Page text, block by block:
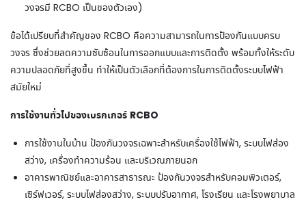
วงจรมี RCBO เป็นของตัวเอง)
ข้อได้เปรียบที่สำคัญของ RCBO คือความสามารถในการป้องกันแบบครบ
วงจร ซึ่งช่วยลดความซับซ้อนในการออกแบบและการติดตั้ง พร้อมทั้งให้ระดับ
ความปลอดภัยที่สูงขึ้น ทำให้เป็นตัวเลือกที่ต้องการในการติดตั้งระบบไฟฟ้า
สมัยใหม่
การใช้งานทั่วไปของเบรกเกอร์ RCBO
การใช้งานในบ้าน ป้องกันวงจรเฉพาะสำหรับเครื่องใช้ไฟฟ้า, ระบบไฟส่อง
สว่าง, เครื่องทำความร้อน และบริเวณภายนอก
อาคารพาณิชย์และอาคารสาธารณะ ป้องกันวงจรสำหรับคอมพิวเตอร์,
เซิร์ฟเวอร์, ระบบไฟส่องสว่าง, ระบบปรับอากาศ, โรงเรียน และโรงพยาบาล